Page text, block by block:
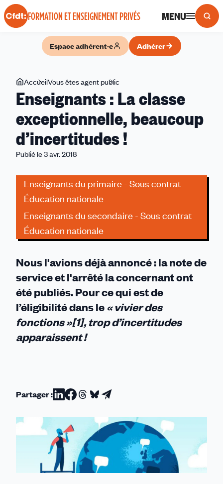
Panneau de gestion des cookies
FORMATION ET ENSEIGNEMENT PRIVÉS MENU
Espace adhérent·e Adhérer
Vous
êtes
ici
AccueilVous êtes agent public
classe
exceptionnelle,
beaucoup
Enseignants : La classe
exceptionnelle, beaucoup
d’incertitudes !
Publié le 3 avr. 2018
Enseignants du primaire - Sous contrat
Éducation nationale
Enseignants du secondaire - Sous contrat
Éducation nationale
Nous l'avions déjà annoncé : la note de
service et l'arrêté la concernant ont
été publiés. Pour ce qui est de
l’éligibilité dans le « vivier des
fonctions »[1], trop d’incertitudes
apparaissent !
Partager :Partager
sur
Linkedin
Partager
sur
Facebook
Partager
sur
Threads
Partager
sur
Bluesky
Partager
par
email